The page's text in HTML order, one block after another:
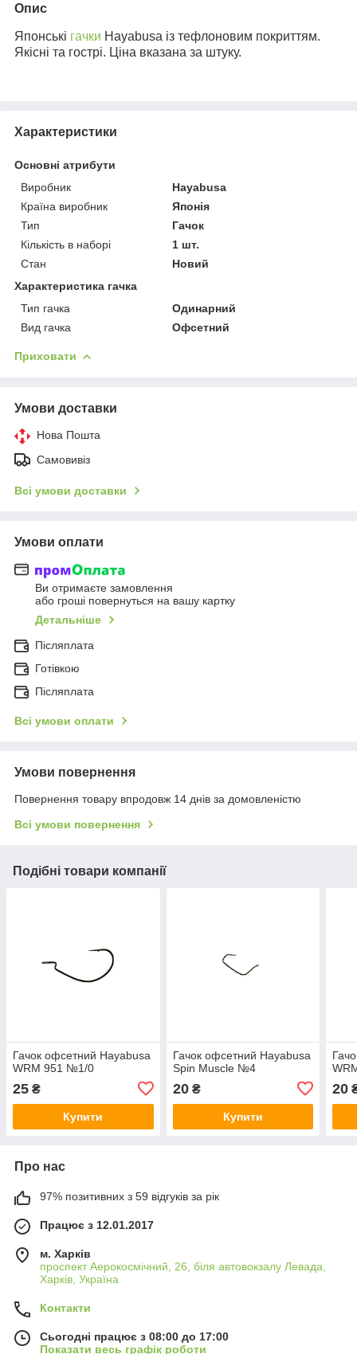
Опис
Японські гачки Hayabusa із тефлоновим покриттям.
Якісні та гострі. Ціна вказана за штуку.
Характеристики
Основні атрибути
Виробник
Hayabusa
Країна виробник
Японія
Тип
Гачок
Кількість в наборі
1 шт.
Стан
Новий
Характеристика гачка
Тип гачка
Одинарний
Вид гачка
Офсетний
Приховати
Умови доставки
Нова Пошта
Самовивіз
Всі умови доставки
Умови оплати
Ви отримаєте замовлення
або гроші повернуться на вашу картку
Детальніше
Післяплата
Готівкою
Післяплата
Всі умови оплати
Умови повернення
Повернення товару впродовж 14 днів за домовленістю
Всі умови повернення
Подібні товари компанії
Гачок офсетний Hayabusa
WRM 951 №1/0
25 ₴
Купити
Гачок офсетний Hayabusa
Spin Muscle №4
20₴
Купити
20
Про нас
97% позитивних з 59 відгуків за рік
Працює з 12.01.2017
м. Харків
проспект Аерокосмічний, 26, біля автовокзалу Левада,
Харків, Україна
Контакти
Сьогодні працює з 08:00 до 17:00
Показати весь графік роботи